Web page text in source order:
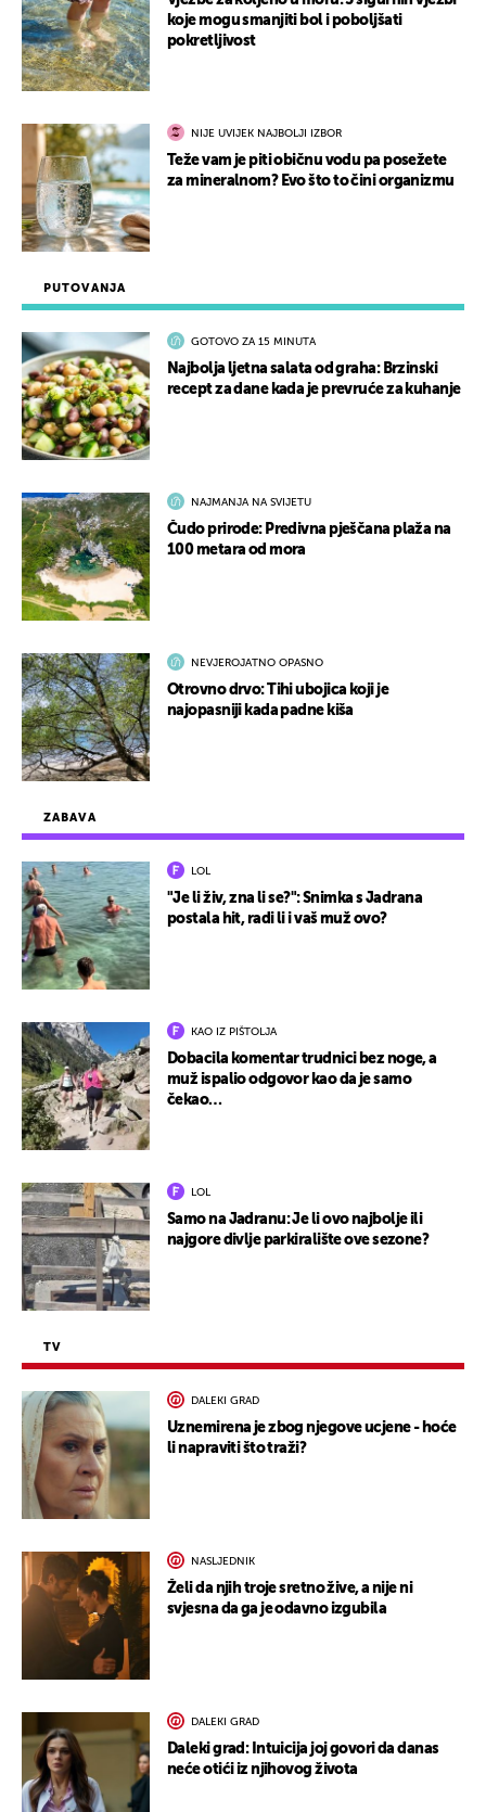
ZABAVA
LOL
"Je li živ, zna li se?": Snimka s Jadrana
postala hit, radi li i vaš muž ovo?
KAO IZ PIŠTOLJA
Dobacila komentar trudnici bez noge, a
muž ispalio odgovor kao da je samo
čekao…
LOL
Samo na Jadranu: Je li ovo najbolje ili
najgore divlje parkiralište ove sezone?
TV
DALEKI GRAD
Uznemirena je zbog njegove ucjene - hoće
li napraviti što traži?
NASLJEDNIK
Želi da njih troje sretno žive, a nije ni
svjesna da ga je odavno izgubila
DALEKI GRAD
Daleki grad: Intuicija joj govori da danas
neće otići iz njihovog života
PUTOVANJA
GOTOVO ZA 15 MINUTA
Najbolja ljetna salata od graha: Brzinski
recept za dane kada je prevruće za kuhanje
NAJMANJA NA SVIJETU
Čudo prirode: Predivna pješčana plaža na
100 metara od mora
NEVJEROJATNO OPASNO
Otrovno drvo: Tihi ubojica koji je
najopasniji kada padne kiša
koje mogu smanjiti bol i poboljšati
pokretljivost
NIJE UVIJEK NAJBOLJI IZBOR
Teže vam je piti običnu vodu pa posežete
za mineralnom? Evo što to čini organizmu